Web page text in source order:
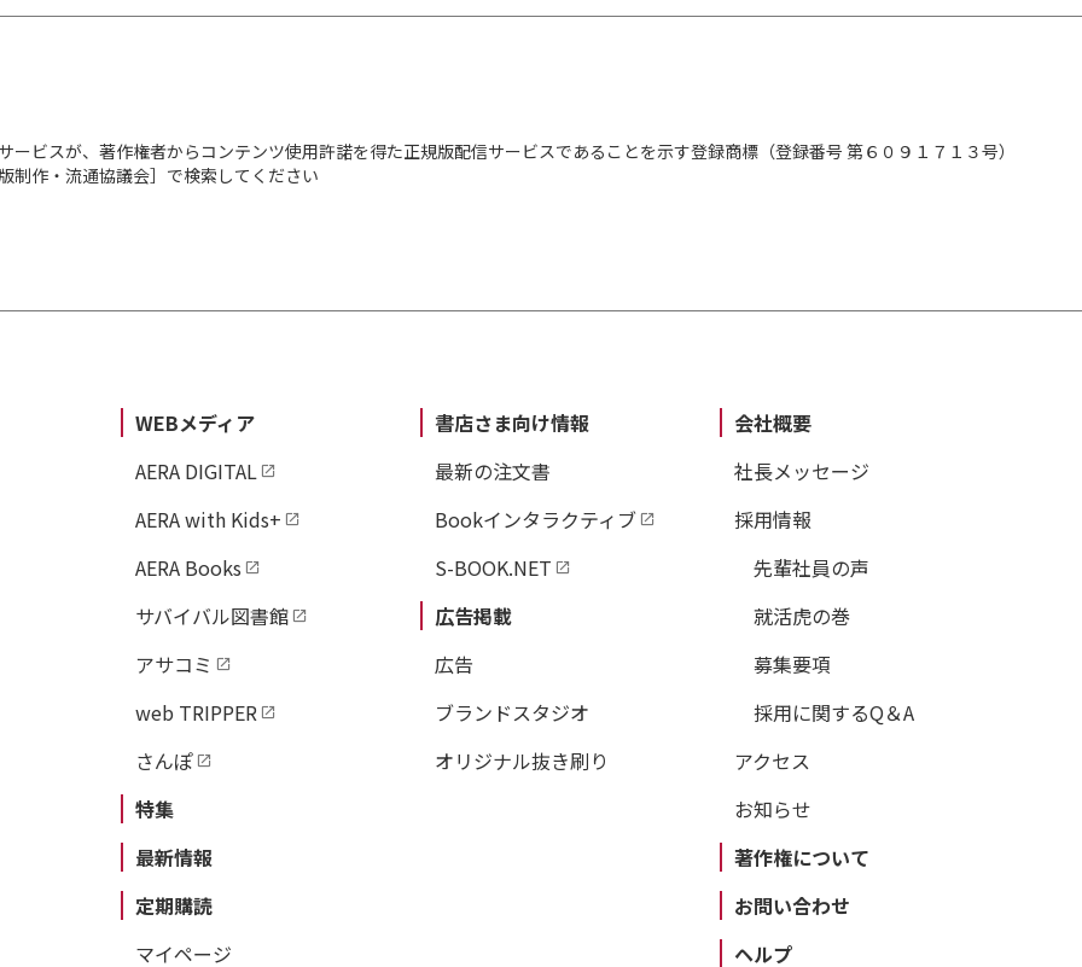
ビスが、著作権者からコンテンツ使用許諾を得た正規版配信サービスであることを示す登録商標（登録番号 第６０９１７１３号）
制作・流通協議会］で検索してください
WEBメディア
AERA DIGITAL
AERA with Kids+
AERA Books
サバイバル図書館
アサコミ
web TRIPPER
さんぽ
特集
最新情報
定期購読
マイページ
書店さま向け情報
最新の注文書
Bookインタラクティブ
S-BOOK.NET
広告掲載
広告
ブランドスタジオ
オリジナル抜き刷り
会社概要
社長メッセージ
採用情報
先輩社員の声
就活虎の巻
募集要項
採用に関するQ＆A
アクセス
お知らせ
著作権について
お問い合わせ
ヘルプ